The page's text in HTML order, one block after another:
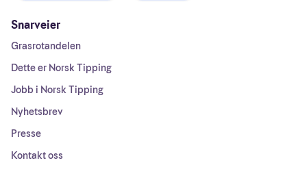
Snarveier
Grasrotandelen
Dette er Norsk Tipping
Jobb i Norsk Tipping
Nyhetsbrev
Presse
Kontakt oss